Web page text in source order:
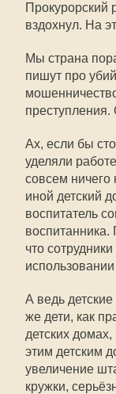
Прокурорский
вздохнул. На
Мы страна
пишут про
преступления.
Ах, если бы
уделяли
совсем ничего
иной детский
воспитатель
что
А ведь
же дети, как
детских
этим детским
увеличение
кружки,